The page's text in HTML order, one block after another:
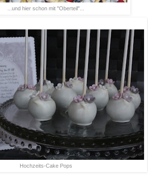
...und hier schon mit "Oberteil"...
Hochzeits-Cake Pops